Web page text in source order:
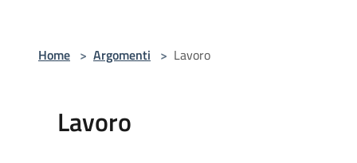
Home > Argomenti > Lavoro
Lavoro